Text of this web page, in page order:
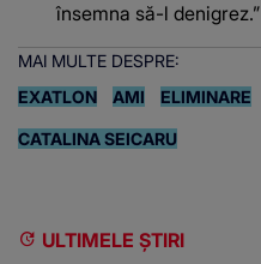
însemna să-l denigrez.”
MAI MULTE DESPRE:
EXATLON
AMI ELIMINARE
CATALINA SEICARU
ULTIMELE ȘTIRI